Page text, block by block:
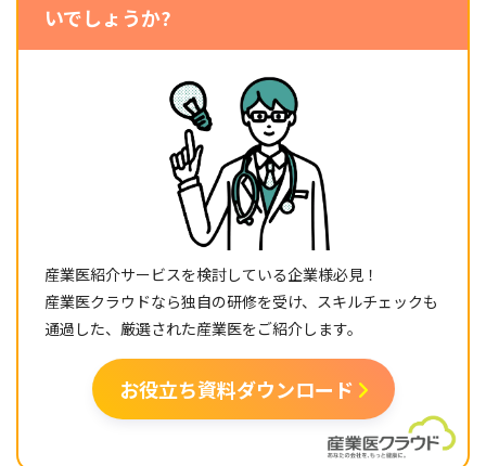
いでしょうか?
産業医紹介サービスを検討している企業様必見！
産業医クラウドなら独自の研修を受け、スキルチェックも
通過した、厳選された産業医をご紹介します。
お役立ち資料ダウンロード